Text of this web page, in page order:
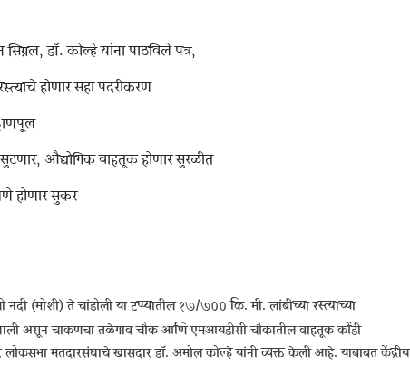
सिग्नल, डॉ. कोल्हे यांना पाठविले पत्र,
होणार सहा पदरीकरण
औद्योगिक वाहतूक होणार सुरळीत
होणार सुकर
नदी (मोशी) ते चांडोली या टप्प्यातील १७/७०० कि. मी. लांबीच्या रस्त्याच्या
झाली असून चाकणचा तळेगाव चौक आणि एमआयडीसी चौकातील वाहतूक कोंडी
लोकसभा मतदारसंघाचे खासदार डॉ. अमोल कोल्हे यांनी व्यक्त केली आहे. याबाबत केंद्रीय